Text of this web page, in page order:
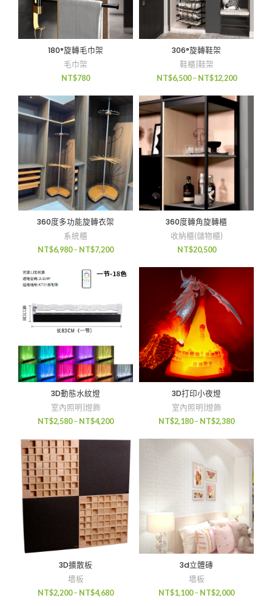
180°旋轉毛巾架
毛巾架
NT$780
306°旋轉鞋架
鞋櫃|鞋架
NT$6,500 – NT$12,200
360度多功能旋轉衣架
系統櫃
NT$6,980 – NT$7,200
360度轉角旋轉櫃
收納櫃(儲物櫃)
NT$20,500
3D動態水紋燈
室內照明|燈飾
NT$2,580 – NT$4,200
3D打印小夜燈
室內照明|燈飾
NT$2,180 – NT$2,380
3D擴散板
墻板
NT$2,200 – NT$4,680
3d立體磚
墻板
NT$1,100 – NT$2,000